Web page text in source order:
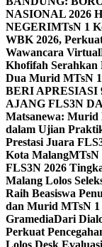
NASIONAL 2026
NEGERIMTsN 1
WBK 2026,
Wawancara Virtual
Khofifah Serahkan
Dua Murid MTsN
BERI APRESIASI
AJANG FLS3N
Matsanewa: Murid
dalam Ujian
Prestasi Juara
Kota MalangMTsN
FLS3N 2026
Malang Lolos
Raih Beasiswa
dan Murid MTsN
GramediaDari
Perkuat
Lolos Desk